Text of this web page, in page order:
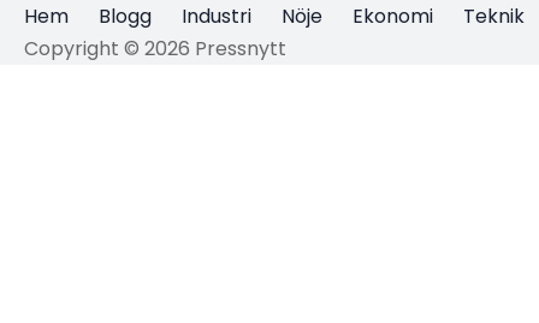
Hem Blogg Industri Nöje Ekonomi
Teknik
Copyright © 2026 Pressnytt